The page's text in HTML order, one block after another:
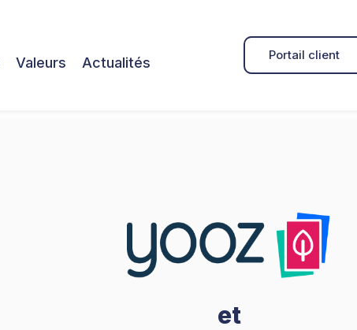
Valeurs Actualités Portail client
et